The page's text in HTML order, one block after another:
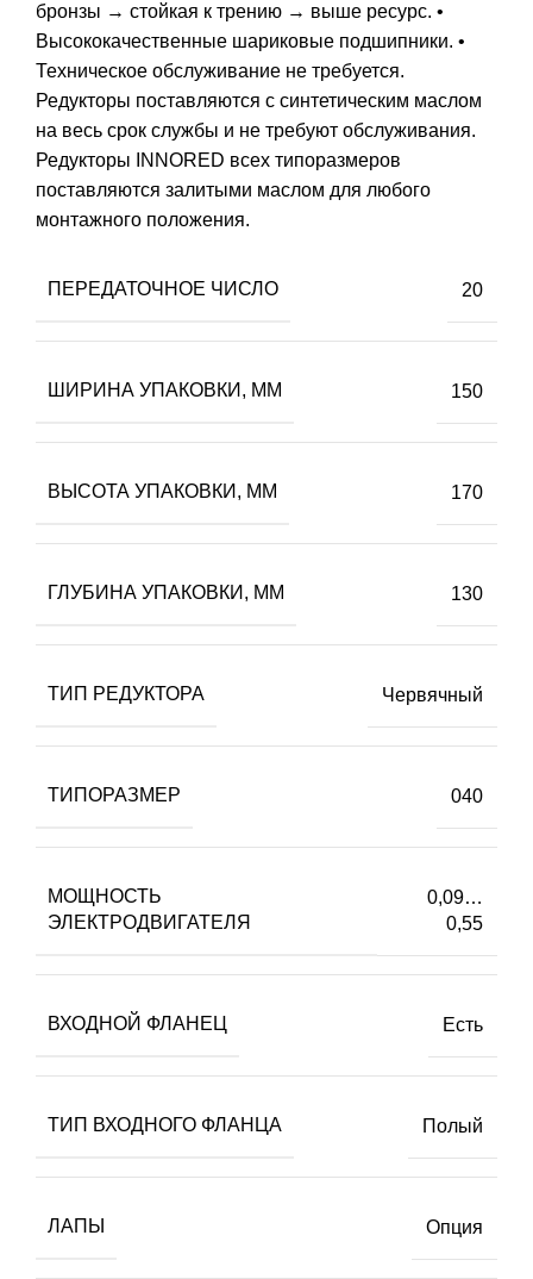
бронзы → стойкая к трению → выше ресурс. •
Высококачественные шариковые подшипники. •
Техническое обслуживание не требуется.
Редукторы поставляются с синтетическим маслом
на весь срок службы и не требуют обслуживания.
Редукторы INNORED всех типоразмеров
поставляются залитыми маслом для любого
монтажного положения.
ПЕРЕДАТОЧНОЕ ЧИСЛО 20
ШИРИНА УПАКОВКИ, ММ 150
ВЫСОТА УПАКОВКИ, ММ 170
ГЛУБИНА УПАКОВКИ, ММ 130
ТИП РЕДУКТОРА Червячный
ТИПОРАЗМЕР 040
МОЩНОСТЬ
ЭЛЕКТРОДВИГАТЕЛЯ
0,09…
0,55
ВХОДНОЙ ФЛАНЕЦ Есть
ТИП ВХОДНОГО ФЛАНЦА Полый
ЛАПЫ Опция